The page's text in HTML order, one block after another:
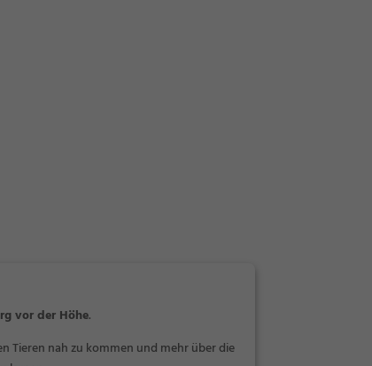
vor der Höhe.
Tieren nah zu kommen und mehr über die